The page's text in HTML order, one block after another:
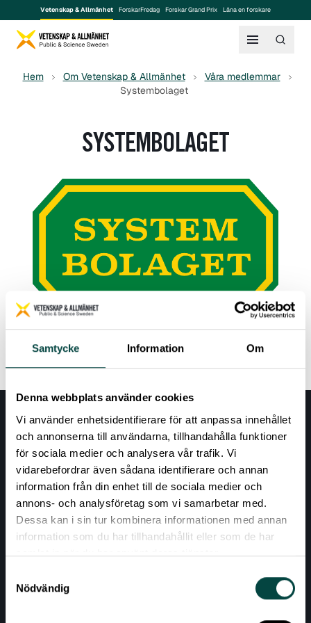
Samtycke Information Om
Denna webbplats använder cookies
Vi använder enhetsidentifierare för att anpassa innehållet
och annonserna till användarna, tillhandahålla funktioner
för sociala medier och analysera vår trafik. Vi
vidarebefordrar även sådana identifierare och annan
information från din enhet till de sociala medier och
annons- och analysföretag som vi samarbetar med.
Dessa kan i sin tur kombinera informationen med annan
information som du har tillhandahållit eller som de har
samlat in när du har använt deras tjänster.
Nödvändig
Vetenskap & Allmänhet ForskarFredag Forskar Grand Prix Låna en forskare
Hem Om Vetenskap & Allmänhet
Våra medlemmar
Systembolaget
SYSTEMBOLAGET
Read more
AKTUELLT
RESURSER